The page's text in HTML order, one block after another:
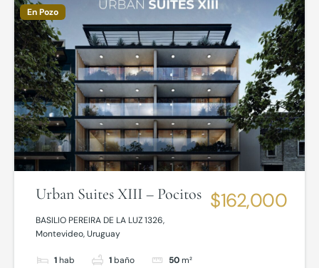
En Pozo
Urban Suites XIII – Pocitos
BASILIO PEREIRA DE LA LUZ 1326,
Montevideo, Uruguay
1hab 1baño 50m²
$162,000